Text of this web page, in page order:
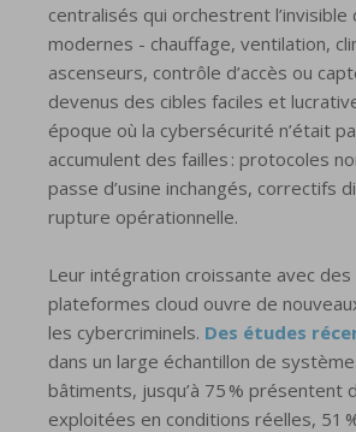
centralisés qui orchestrent l’invisible
modernes - chauffage, ventilation,
ascenseurs, contrôle d’accès ou
devenus des cibles faciles et
époque où la cybersécurité n’était
accumulent des failles : protocoles
passe d’usine inchangés, correctifs
rupture opérationnelle.
Leur intégration croissante avec
plateformes cloud ouvre de
les cybercriminels. Des études
dans un large échantillon de
bâtiments, jusqu’à 75 % présentent
exploitées en conditions réelles, 51